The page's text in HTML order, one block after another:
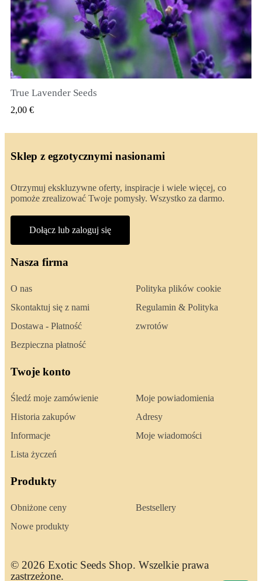
SZYBKI PODGLĄD
True Lavender Seeds
2,00 €
Sklep z egzotycznymi nasionami
Otrzymuj ekskluzywne oferty, inspiracje i wiele więcej, co
pomoże zrealizować Twoje pomysły. Wszystko za darmo.
Dołącz lub zaloguj się
Nasza firma
O nas
Skontaktuj się z nami
Dostawa - Płatność
Bezpieczna płatność
Polityka plików cookie
Regulamin & Polityka
zwrotów
Twoje konto
Śledź moje zamówienie
Historia zakupów
Informacje
Lista życzeń
Moje powiadomienia
Adresy
Moje wiadomości
Produkty
Obniżone ceny
Nowe produkty
Bestsellery
© 2026 Exotic Seeds Shop. Wszelkie prawa
zastrzeżone.